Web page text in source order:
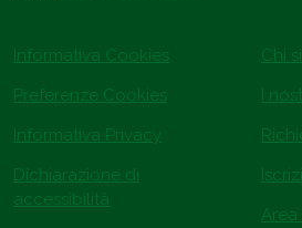
Informativa Cookies
Preferenze Cookies
Informativa Privacy
Dichiarazione di
accessibilità
Chi
I